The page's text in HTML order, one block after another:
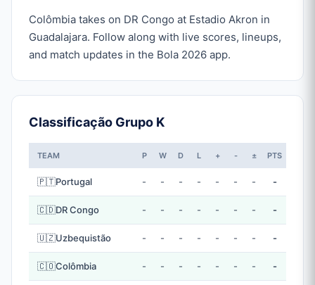
Colômbia takes on DR Congo at Estadio Akron in
Guadalajara. Follow along with live scores, lineups,
and match updates in the Bola 2026 app.
Classificação Grupo K
TEAM P W D L + - ± PTS
🇵🇹Portugal - - - - - - - -
🇨🇩DR Congo - - - - - - - -
🇺🇿Uzbequistão - - - - - - - -
🇨🇴Colômbia - - - - - - - -